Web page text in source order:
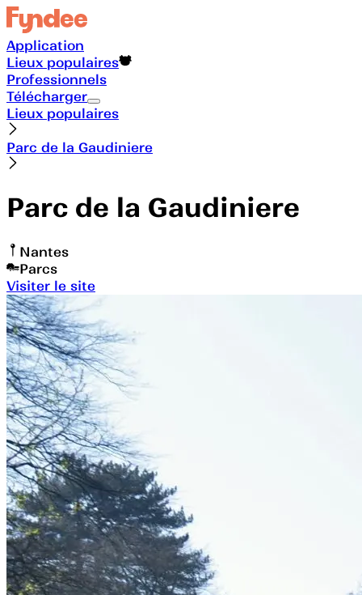
Application
Lieux populaires
Professionnels
Télécharger
Lieux populaires
Parc de la Gaudiniere
Parc de la Gaudiniere
Nantes
Parcs
Visiter le site